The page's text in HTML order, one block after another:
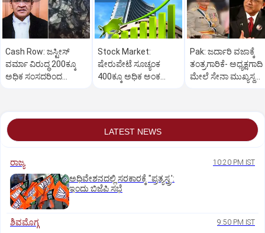
Cash Row: ಜಸ್ಟೀಸ್‌
ವರ್ಮಾ ವಿರುದ್ಧ 200ಕ್ಕೂ
ಅಧಿಕ ಸಂಸದರಿಂದ
Stock Market:
ಷೇರುಪೇಟೆ ಸೂಚ್ಯಂಕ
400ಕ್ಕೂ ಅಧಿಕ ಅಂಕ
Pak: ಜರ್ದಾರಿ ವಜಾಕ್ಕೆ
ತಂತ್ರಗಾರಿಕೆ- ಅಧ್ಯಕ್ಷಗಾದಿ
ಮೇಲೆ ಸೇನಾ ಮುಖ್ಯಸ್ಥ
LATEST NEWS
ರಾಜ್ಯ 10:20 PM IST
ಅಧಿವೇಶನದಲ್ಲಿ ಸರಕಾರಕ್ಕೆ "ಪ್ರತ್ಯಸ್ತ್ರ':
ಇಂದು ಬಿಜೆಪಿ ಸಭೆ
ಶಿವಮೊಗ್ಗ 9:50 PM IST